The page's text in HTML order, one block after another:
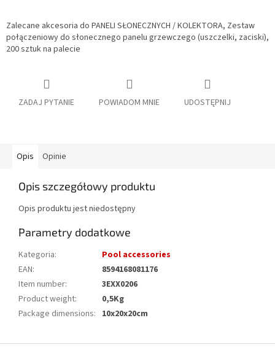
Zalecane akcesoria do PANELI SŁONECZNYCH / KOLEKTORA, Zestaw
połączeniowy do słonecznego panelu grzewczego (uszczelki, zaciski),
200 sztuk na palecie
ZADAJ PYTANIE POWIADOM MNIE UDOSTĘPNIJ
Opis Opinie
Opis szczegółowy produktu
Opis produktu jest niedostępny
Parametry dodatkowe
Kategoria:
Pool accessories
EAN:
8594168081176
Item number:
3EXX0206
Product weight:
0,5Kg
Package dimensions: 10x20x20cm